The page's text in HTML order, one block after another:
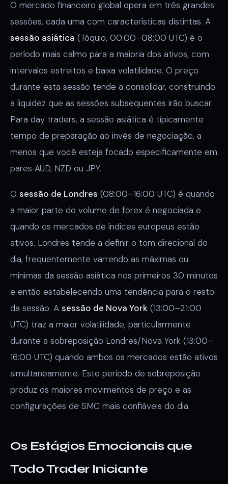
O mercado financeiro global opera em três grandes
sessões, cada uma com características distintas. A
sessão asiática (Tóquio, 00:00–08:00 UTC) é o
período mais calmo para a maioria dos ativos, com
intervalos estreitos e baixa volatilidade. O preço
durante esta sessão tende a consolidar, construindo
a liquidez que as sessões subsequentes irão buscar.
Para day traders, a sessão asiática é tipicamente
tempo de preparação ao invés de negociação, a
menos que você esteja focado especificamente em
pares AUD, NZD ou JPY.
O sessão de Londres (08:00–16:00 UTC) é quando
a maior parte do volume de forex é negociada e
quando os mercados de índices europeus estão
ativos. Londres tende a definir o tom direcional do
dia, frequentemente varrendo as máximas ou
mínimas da sessão asiática nos primeiros 30 minutos
e então estabelecendo uma tendência para o resto
da sessão. A sessão de Nova York (13:00–21:00
UTC) traz a maior volatilidade, particularmente
durante a sobreposição Londres/Nova York (13:00–
16:00 UTC) quando ambos os mercados estão ativos
simultaneamente. Este período de sobreposição
produz os maiores movimentos de preço e as
configurações de SMC mais confiáveis do dia.
Os Estágios Emocionais que
Todo Trader Iniciante